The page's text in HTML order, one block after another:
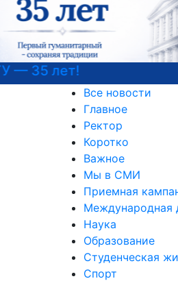
Курсы немецкого языка
Все новости
Главное
Ректор
Коротко
Важное
Мы в СМИ
Приемная
Международная
Наука
Образование
Студенческая
Спорт